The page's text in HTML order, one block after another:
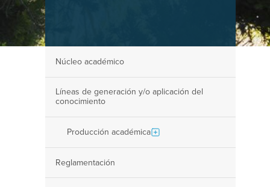
Núcleo académico
Líneas de generación y/o aplicación del
conocimiento
Producción académica
Reglamentación